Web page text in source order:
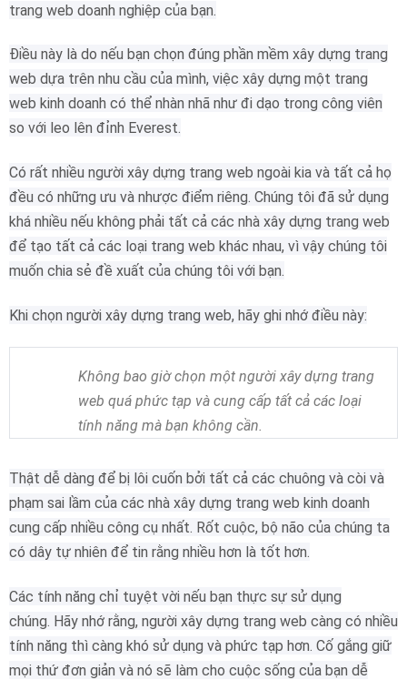
trang web doanh nghiệp của bạn.
Điều này là do nếu bạn chọn đúng phần mềm xây dựng trang
web dựa trên nhu cầu của mình, việc xây dựng một trang
web kinh doanh có thể nhàn nhã như đi dạo trong công viên
so với leo lên đỉnh Everest.
Có rất nhiều người xây dựng trang web ngoài kia và tất cả họ
đều có những ưu và nhược điểm riêng. Chúng tôi đã sử dụng
khá nhiều nếu không phải tất cả các nhà xây dựng trang web
để tạo tất cả các loại trang web khác nhau, vì vậy chúng tôi
muốn chia sẻ đề xuất của chúng tôi với bạn.
Khi chọn người xây dựng trang web, hãy ghi nhớ điều này:
Không bao giờ chọn một người xây dựng trang
web quá phức tạp và cung cấp tất cả các loại
tính năng mà bạn không cần.
Thật dễ dàng để bị lôi cuốn bởi tất cả các chuông và còi và
phạm sai lầm của các nhà xây dựng trang web kinh doanh
cung cấp nhiều công cụ nhất. Rốt cuộc, bộ não của chúng ta
có dây tự nhiên để tin rằng nhiều hơn là tốt hơn.
Các tính năng chỉ tuyệt vời nếu bạn thực sự sử dụng
chúng. Hãy nhớ rằng, người xây dựng trang web càng có nhiều
tính năng thì càng khó sử dụng và phức tạp hơn. Cố gắng giữ
mọi thứ đơn giản và nó sẽ làm cho cuộc sống của bạn dễ